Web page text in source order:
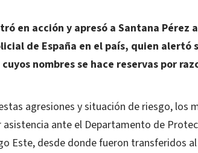
en acción y apresó a Santana
de España en el país, quien alertó
nombres se hace reservas por
agresiones y situación de riesgo, los
asistencia ante el Departamento de
Este, desde donde fueron transferidos